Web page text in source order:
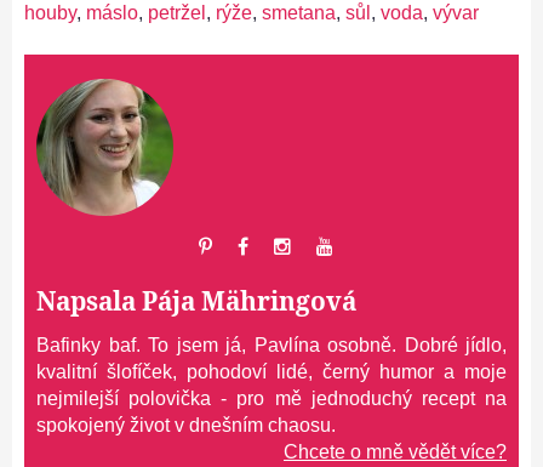
houby, máslo, petržel , rýže, smetana, sůl , voda, vývar
NapsalaPája Mähringová
Bafinky baf. To jsem já, Pavlína osobně. Dobré jídlo,
kvalitní šlofíček, pohodoví lidé, černý humor a moje
nejmilejší polovička - pro mě jednoduchý recept na
spokojený život v dnešním chaosu.
Chcete o mně vědět více?